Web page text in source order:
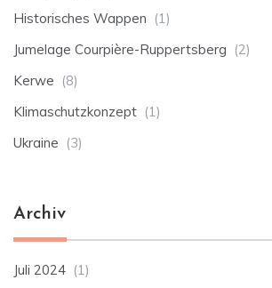
Historisches Wappen (1)
Jumelage Courpière-Ruppertsberg (2)
Kerwe (8)
Klimaschutzkonzept (1)
Ukraine (3)
Archiv
Juli 2024 (1)